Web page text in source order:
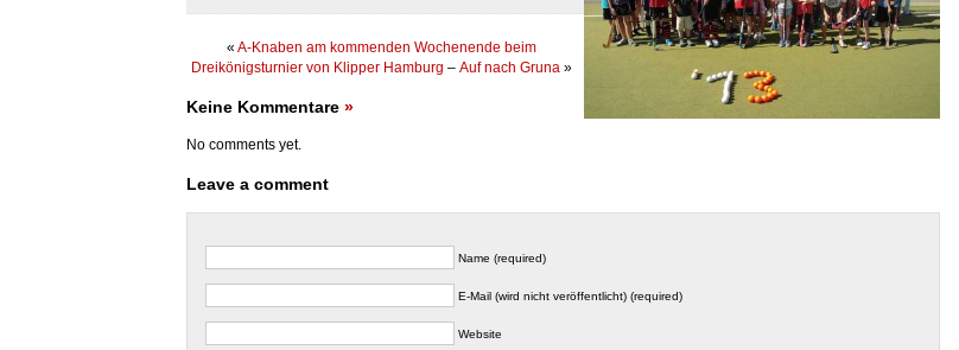
« A-Knaben am kommenden Wochenende beim
Dreikönigsturnier von Klipper Hamburg – Auf nach Gruna »
Keine Kommentare »
No comments yet.
Leave a comment
Name (required)
E-Mail (wird nicht veröffentlicht) (required)
Website